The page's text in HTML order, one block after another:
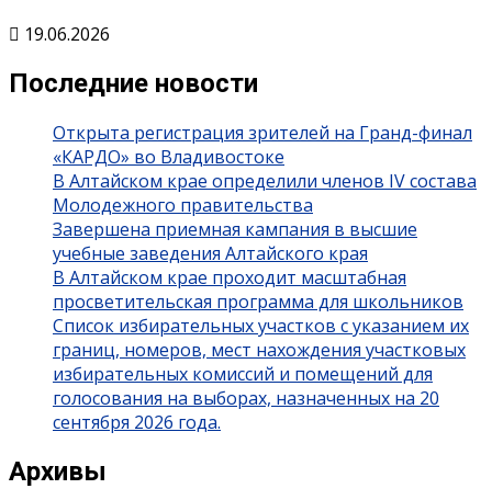
19.06.2026
Последние новости
Открыта регистрация зрителей на Гранд-финал
«КАРДО» во Владивостоке
В Алтайском крае определили членов IV состава
Молодежного правительства
Завершена приемная кампания в высшие
учебные заведения Алтайского края
В Алтайском крае проходит масштабная
просветительская программа для школьников
Список избирательных участков с указанием их
границ, номеров, мест нахождения участковых
избирательных комиссий и помещений для
голосования на выборах, назначенных на 20
сентября 2026 года.
Архивы